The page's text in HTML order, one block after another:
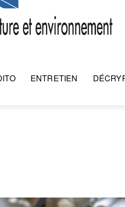
ENTRETIEN